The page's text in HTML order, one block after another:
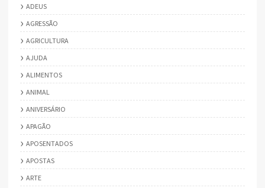
ADEUS
AGRESSÃO
AGRICULTURA
AJUDA
ALIMENTOS
ANIMAL
ANIVERSÁRIO
APAGÃO
APOSENTADOS
APOSTAS
ARTE